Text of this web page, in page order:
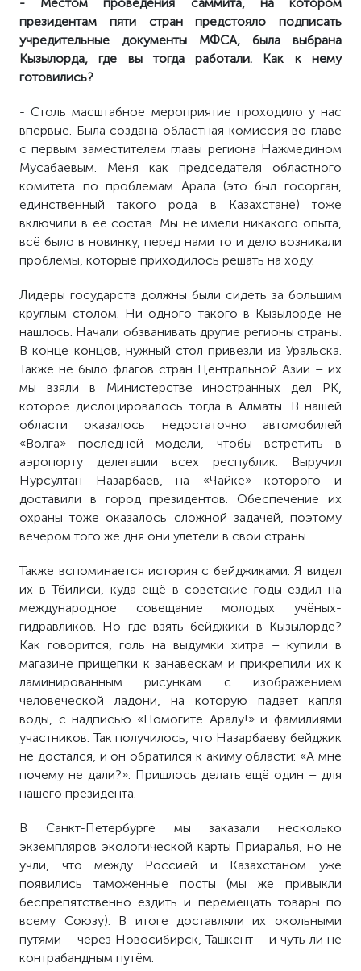
президентам пяти стран предстояло подписать
учредительные документы МФСА, была выбрана
Кызылорда, где вы тогда работали. Как к нему
готовились?
- Столь масштабное мероприятие проходило у нас
впервые. Была создана областная комиссия во главе
с первым заместителем главы региона Нажмедином
Мусабаевым. Меня как председателя областного
комитета по проблемам Арала (это был госорган,
единственный такого рода в Казахстане) тоже
включили в её состав. Мы не имели никакого опыта,
всё было в новинку, перед нами то и дело возникали
проблемы, которые приходилось решать на ходу.
Лидеры государств должны были сидеть за большим
круглым столом. Ни одного такого в Кызылорде не
нашлось. Начали обзванивать другие регионы страны.
В конце концов, нужный стол привезли из Уральска.
Также не было флагов стран Центральной Азии – их
мы взяли в Министерстве иностранных дел РК,
которое дислоцировалось тогда в Алматы. В нашей
области оказалось недостаточно автомобилей
«Волга» последней модели, чтобы встретить в
аэропорту делегации всех республик. Выручил
Нурсултан Назарбаев, на «Чайке» которого и
доставили в город президентов. Обеспечение их
охраны тоже оказалось сложной задачей, поэтому
вечером того же дня они улетели в свои страны.
Также вспоминается история с бейджиками. Я видел
их в Тбилиси, куда ещё в советские годы ездил на
международное совещание молодых учёных-
гидравликов. Но где взять бейджики в Кызылорде?
Как говорится, голь на выдумки хитра – купили в
магазине прищепки к занавескам и прикрепили их к
ламинированным рисункам с изображением
человеческой ладони, на которую падает капля
воды, с надписью «Помогите Аралу!» и фамилиями
участников. Так получилось, что Назарбаеву бейджик
не достался, и он обратился к акиму области: «А мне
почему не дали?». Пришлось делать ещё один – для
нашего президента.
В Санкт-Петербурге мы заказали несколько
экземпляров экологической карты Приаралья, но не
учли, что между Россией и Казахстаном уже
появились таможенные посты (мы же привыкли
беспрепятственно ездить и перемещать товары по
всему Союзу). В итоге доставляли их окольными
путями – через Новосибирск, Ташкент – и чуть ли не
контрабандным путём.